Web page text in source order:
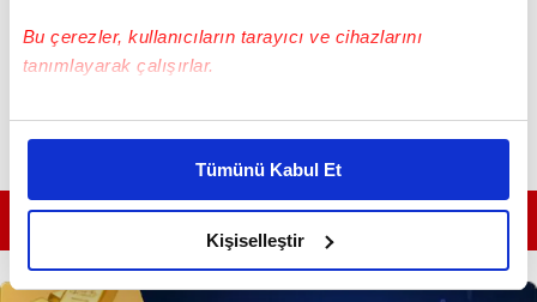
Bu çerezler, kullanıcıların tarayıcı ve cihazlarını
tanımlayarak çalışırlar.
Bu çerezlere izin vermeniz halinde sizlere özel
daha iyi reklam deneyimi yaşatabiliriz. Bunu yaparken
amacımızın size daha iyi bir reklam deneyimi sunmak
olduğunu ve sizlere en iyi içerikleri sunabilmek adına
elimizden gelen çabayı gösterdiğimizi ve bu noktada,
reklamların maliyetlerimizi karşılamak noktasında tek gelir
Tümünü Kabul Et
Kişiselleştir
GÜNÜN EN ÖNEMLİ MANŞETLERİ İÇİN TIKLAYIN